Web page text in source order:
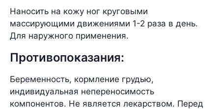
Наносить на кожу ног круговыми
массирующими движениями 1-2 раза в день.
Для наружного применения.
Противопоказания:
Беременность, кормление грудью,
индивидуальная непереносимость
компонентов. Не является лекарством. Перед